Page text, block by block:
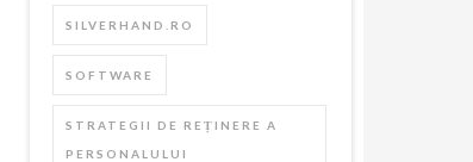
SILVERHAND.RO
SOFTWARE
STRATEGII DE REȚINERE A
PERSONALULUI